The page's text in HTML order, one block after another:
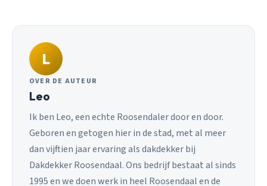
L
OVER DE AUTEUR
Leo
Ik ben Leo, een echte Roosendaler door en door.
Geboren en getogen hier in de stad, met al meer
dan vijftien jaar ervaring als dakdekker bij
Dakdekker Roosendaal. Ons bedrijf bestaat al sinds
1995 en we doen werk in heel Roosendaal en de